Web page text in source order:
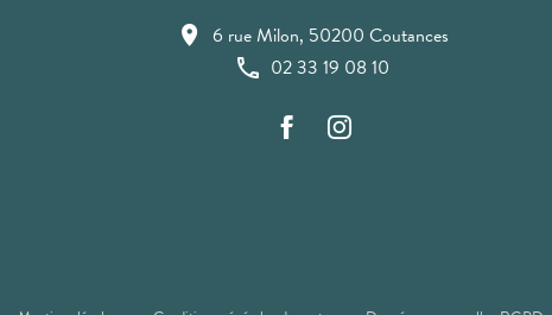
6 rue Milon, 50200 Coutances
02 33 19 08 10